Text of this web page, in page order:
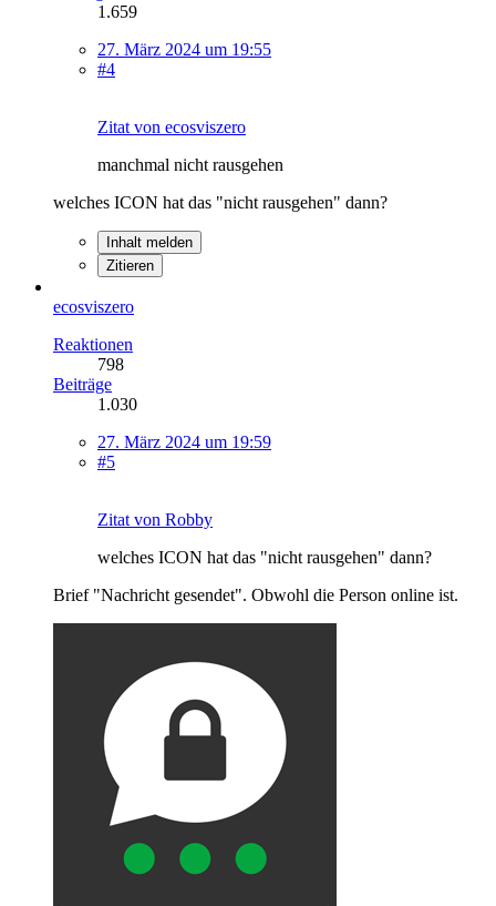
1.659
27. März 2024 um 19:55
#4
Zitat von ecosviszero
manchmal nicht rausgehen
welches ICON hat das "nicht rausgehen" dann?
Inhalt melden
Zitieren
ecosviszero
Reaktionen
798
Beiträge
1.030
27. März 2024 um 19:59
#5
Zitat von Robby
welches ICON hat das "nicht rausgehen" dann?
Brief "Nachricht gesendet". Obwohl die Person online ist.